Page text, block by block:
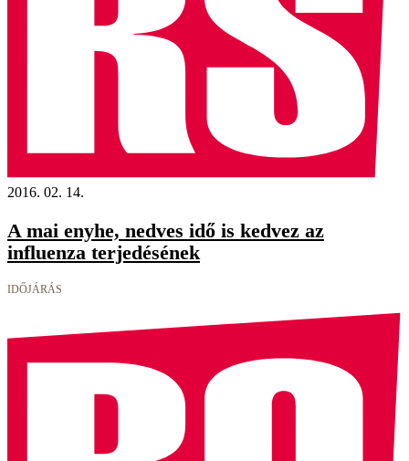
2016. 02. 14.
A mai enyhe, nedves idő is kedvez az
influenza terjedésének
IDŐJÁRÁS